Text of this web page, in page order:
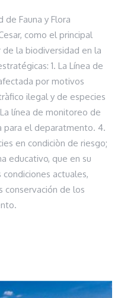
de Fauna y Flora
como el principal
la biodiversidad en la
1. La Línea de
por motivos
ilegal y de especies
línea de monitoreo de
para el deparatmento. 4.
en condiciòn de riesgo;
educativo, que en su
actuales,
conservación de los